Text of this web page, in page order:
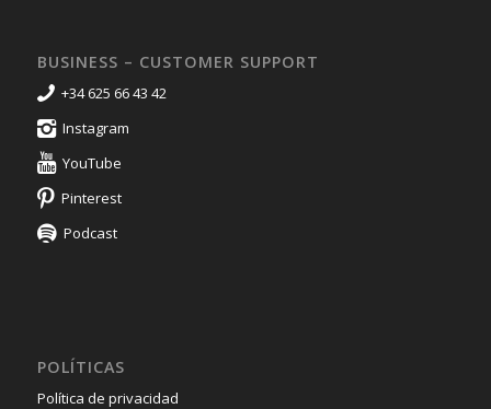
BUSINESS – CUSTOMER SUPPORT
+34 625 66 43 42
Instagram
YouTube
Pinterest
Podcast
POLÍTICAS
Política de privacidad